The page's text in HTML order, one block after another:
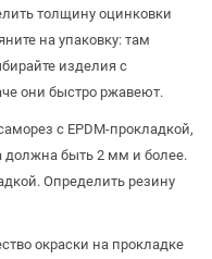
толщину оцинковки
на упаковку: там
изделия с
они быстро ржавеют.
с EPDM-прокладкой,
должна быть 2 мм и более.
Определить резину
окраски на прокладке